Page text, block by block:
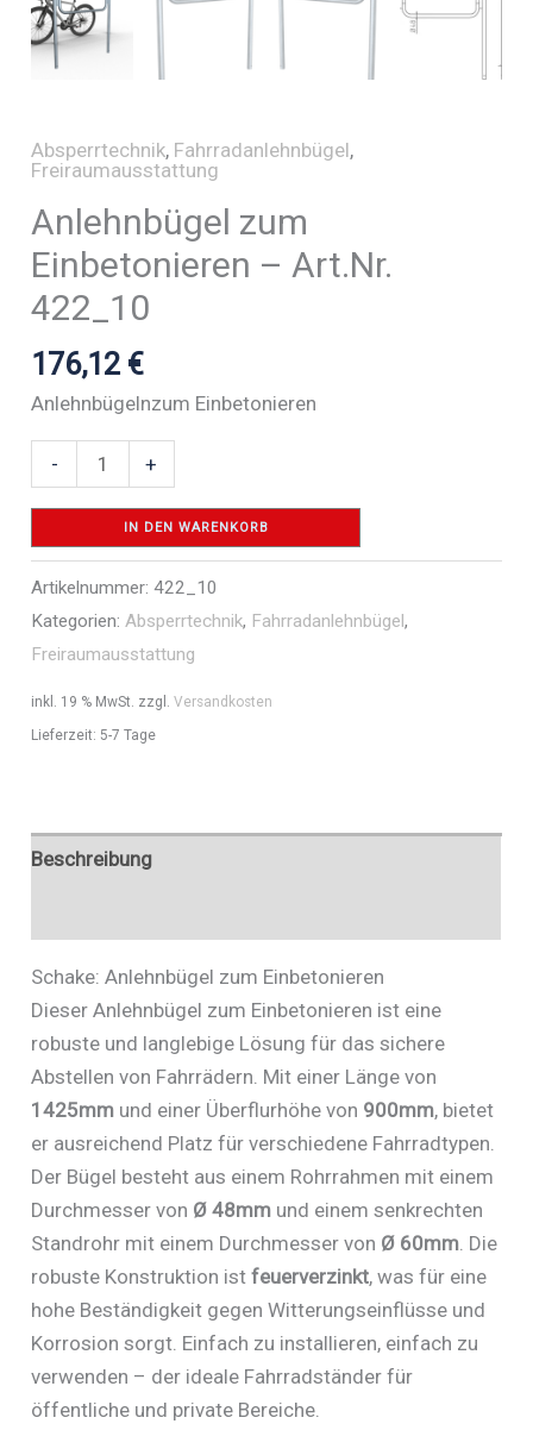
Absperrtechnik, Fahrradanlehnbügel,
Freiraumausstattung
Anlehnbügel zum
Einbetonieren – Art.Nr.
422_10
176,12 €
Anlehnbügelnzum Einbetonieren
-
Anlehnbügel
zum
Einbetonieren
-
Art.Nr.
422_10
Menge
+
IN DEN WARENKORB
Artikelnummer:422_10
Kategorien: Absperrtechnik, Fahrradanlehnbügel,
Freiraumausstattung
inkl. 19 % MwSt. zzgl.Versandkosten
Lieferzeit: 5-7 Tage
Beschreibung
Schake: Anlehnbügel zum Einbetonieren
Dieser Anlehnbügel zum Einbetonieren ist eine
robuste und langlebige Lösung für das sichere
Abstellen von Fahrrädern. Mit einer Länge von
1425mm und einer Überflurhöhe von 900mm, bietet
er ausreichend Platz für verschiedene Fahrradtypen.
Der Bügel besteht aus einem Rohrrahmen mit einem
Durchmesser von Ø 48mm und einem senkrechten
Standrohr mit einem Durchmesser von Ø 60mm . Die
robuste Konstruktion istfeuerverzinkt, was für eine
hohe Beständigkeit gegen Witterungseinflüsse und
Korrosion sorgt. Einfach zu installieren, einfach zu
verwenden – der ideale Fahrradständer für
öffentliche und private Bereiche.